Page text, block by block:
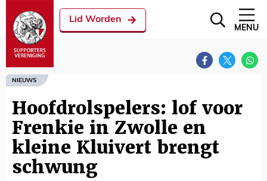
Lid Worden
MENU
NIEUWS
Hoofdrolspelers: lof voor
Frenkie in Zwolle en
kleine Kluivert brengt
schwung